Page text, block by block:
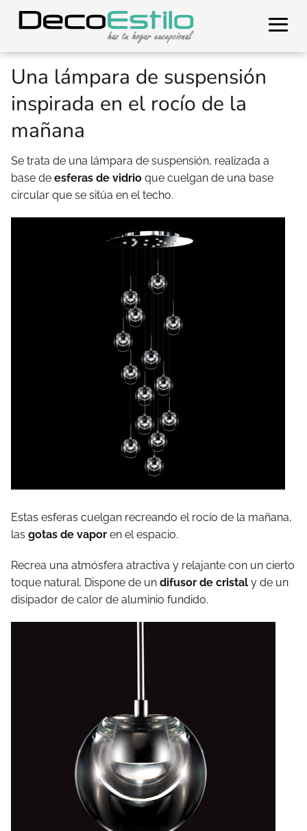
Una lámpara de suspensión
inspirada en el rocío de la
mañana
Se trata de una lámpara de suspensión, realizada a
base de esferas de vidrio que cuelgan de una base
circular que se sitúa en el techo.
Estas esferas cuelgan recreando el rocío de la mañana,
las gotas de vapor en el espacio.
Recrea una atmósfera atractiva y relajante con un cierto
toque natural. Dispone de un difusor de cristal y de un
disipador de calor de aluminio fundido.